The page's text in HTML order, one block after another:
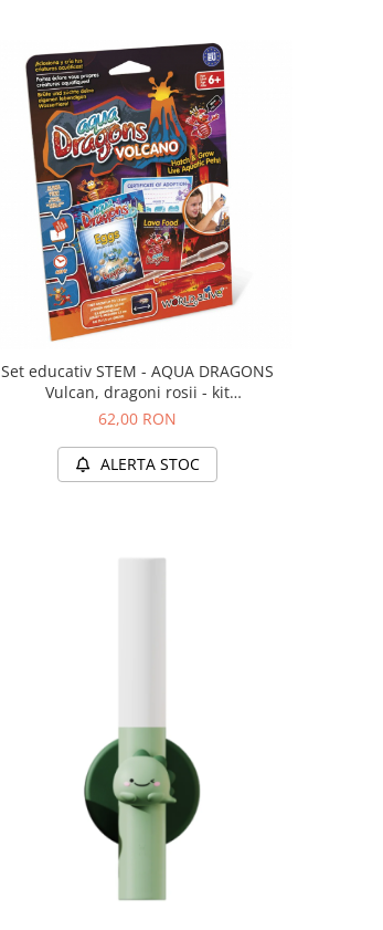
Set educativ STEM - AQUA DRAGONS
Vulcan, dragoni rosii - kit
reumplere/starter
62,00 RON
ALERTA STOC